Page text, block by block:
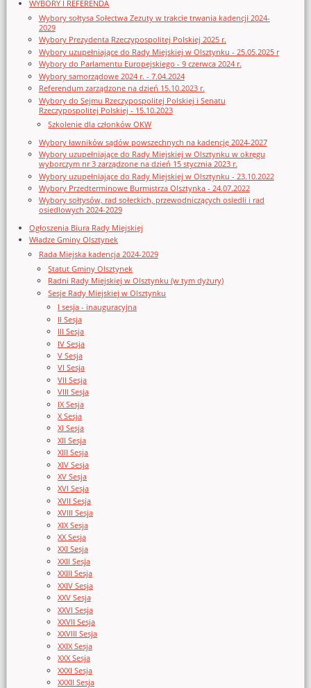
WYBORY I REFERENDA
Wybory sołtysa Sołectwa Zezuty w trakcie trwania kadencji 2024-
2029
Wybory Prezydenta Rzeczypospolitej Polskiej 2025 r.
Wybory uzupełniające do Rady Miejskiej w Olsztynku - 25.05.2025 r
Wybory do Parlamentu Europejskiego - 9 czerwca 2024 r.
Wybory samorządowe 2024 r. - 7.04.2024
Referendum zarządzone na dzień 15.10.2023 r.
Wybory do Sejmu Rzeczypospolitej Polskiej i Senatu
Rzeczypospolitej Polskiej - 15.10.2023
Szkolenie dla członków OKW
Wybory ławników sądów powszechnych na kadencję 2024-2027
Wybory uzupełniające do Rady Miejskiej w Olsztynku w okręgu
wyborczym nr 3 zarządzone na dzień 15 stycznia 2023 r.
Wybory uzupełniające do Rady Miejskiej w Olsztynku - 23.10.2022
Wybory Przedterminowe Burmistrza Olsztynka - 24.07.2022
Wybory sołtysów, rad sołeckich, przewodniczących osiedli i rad
osiedlowych 2024-2029
Ogłoszenia Biura Rady Miejskiej
Władze Gminy Olsztynek
Rada Miejska kadencja 2024-2029
Statut Gminy Olsztynek
Radni Rady Miejskiej w Olsztynku (w tym dyżury)
Sesje Rady Miejskiej w Olsztynku
I sesja - inauguracyjna
II Sesja
III Sesja
IV Sesja
V Sesja
VI Sesja
VII Sesja
VIII Sesja
IX Sesja
X Sesja
XI Sesja
XII Sesja
XIII Sesja
XIV Sesja
XV Sesja
XVI Sesja
XVII Sesja
XVIII Sesja
XIX Sesja
XX Sesja
XXI Sesja
XXII Sesja
XXIII Sesja
XXIV Sesja
XXV Sesja
XXVI Sesja
XXVII Sesja
XXVIII Sesja
XXIX Sesja
XXX Sesja
XXXI Sesja
XXXII Sesja